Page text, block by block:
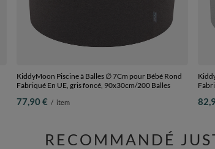
KiddyMoon Piscine à Balles ∅ 7Cm pour Bébé Rond
Fabriqué En UE, gris foncé, 90x30cm/200 Balles
77,90 € / item
RECOMMANDÉ